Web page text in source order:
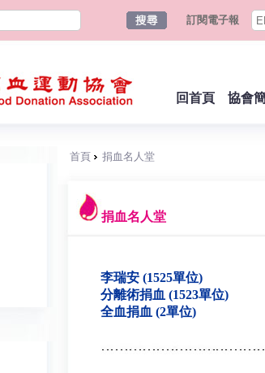
訂閱電子報
回首頁 協會
首頁 捐血名人堂
捐血名人堂
李瑞安 (1525單位)
分離術捐血 (1523單位)
全血捐血 (2單位)